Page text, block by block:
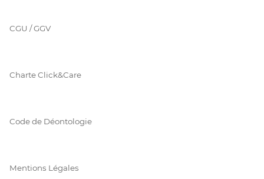
CGU / GGV
Charte Click&Care
Code de Déontologie
Mentions Légales